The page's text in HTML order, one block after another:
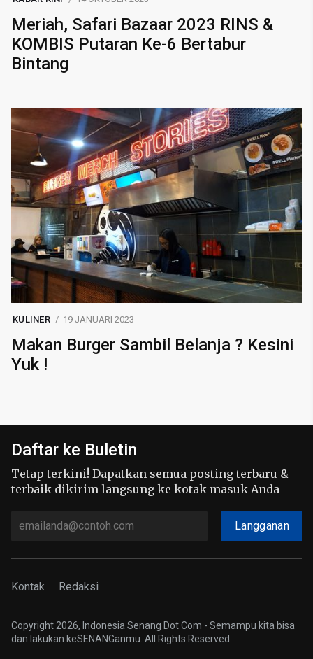
Meriah, Safari Bazaar 2023 RINS &
KOMBIS Putaran Ke-6 Bertabur
Bintang
KULINER 19 JANUARI 2023
Makan Burger Sambil Belanja ? Kesini
Yuk !
Daftar ke Buletin
Tetap terkini! Dapatkan semua posting terbaru &
terbaik dikirim langsung ke kotak masuk Anda
Langganan
Kontak Redaksi
Copyright 2026, Indonesia Senang Dot Com - Semampu kita bisa
dan lakukan keSENANGanmu. All Rights Reserved.